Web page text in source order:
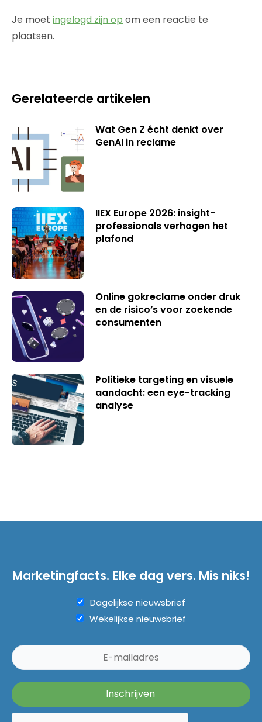
Je moet ingelogd zijn op om een reactie te
plaatsen.
Gerelateerde artikelen
Wat Gen Z écht denkt over
GenAI in reclame
IIEX Europe 2026: insight-
professionals verhogen het
plafond
Online gokreclame onder druk
en de risico’s voor zoekende
consumenten
Politieke targeting en visuele
aandacht: een eye-tracking
analyse
Marketingfacts. Elke dag vers. Mis niks!
Dagelijkse nieuwsbrief
Wekelijkse nieuwsbrief